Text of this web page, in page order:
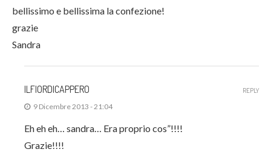
bellissimo e bellissima la confezione!
grazie
Sandra
ILFIORDICAPPERO
9 Dicembre 2013 - 21:04
Eh eh eh… sandra… Era proprio cos”!!!!
Grazie!!!!
REPLY